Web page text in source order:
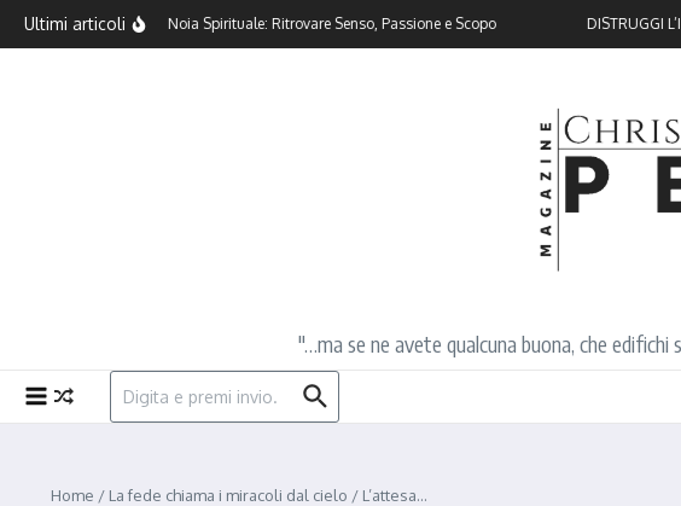
Salta al contenuto
Ultimi articoli
Come Superare la Noia Spirituale: Ritrovare Senso, Passione e Scopo DISTRUGGI
"…ma se ne avete qualcuna buona, che
Cerca:
Home / La fede chiama i miracoli dal cielo / L’attesa…